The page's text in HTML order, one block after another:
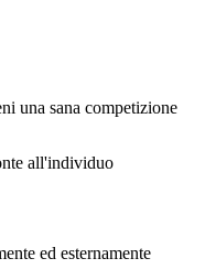
una sana competizione
all'individuo
ed esternamente